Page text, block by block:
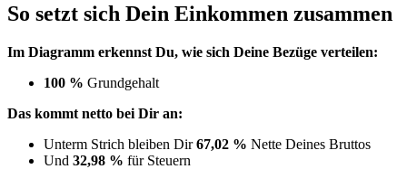
So setzt sich Dein Einkommen zusammen
Im Diagramm erkennst Du, wie sich Deine Bezüge verteilen:
100 % Grundgehalt
Das kommt netto bei Dir an:
Unterm Strich bleiben Dir67,02 % Nette Deines Bruttos
Und 32,98 % für Steuern